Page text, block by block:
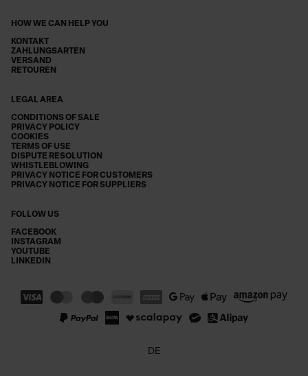
HOW WE CAN HELP YOU
KONTAKT
ZAHLUNGSARTEN
VERSAND
RETOUREN
LEGAL AREA
CONDITIONS OF SALE
PRIVACY POLICY
COOKIES
TERMS OF USE
DISPUTE RESOLUTION
WHISTLEBLOWING
PRIVACY NOTICE FOR CUSTOMERS
PRIVACY NOTICE FOR SUPPLIERS
FOLLOW US
FACEBOOK
INSTAGRAM
YOUTUBE
LINKEDIN
DE